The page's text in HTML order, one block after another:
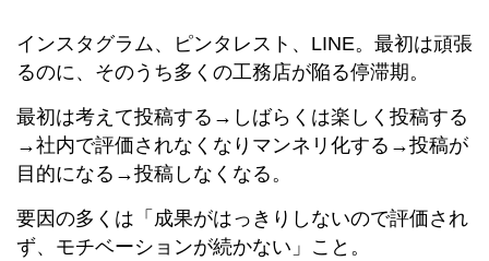
インスタグラム、ピンタレスト、LINE。最初は頑張
るのに、そのうち多くの工務店が陥る停滞期。
最初は考えて投稿する→しばらくは楽しく投稿する
→社内で評価されなくなりマンネリ化する→投稿が
目的になる→投稿しなくなる。
要因の多くは「成果がはっきりしないので評価され
ず、モチベーションが続かない」こと。